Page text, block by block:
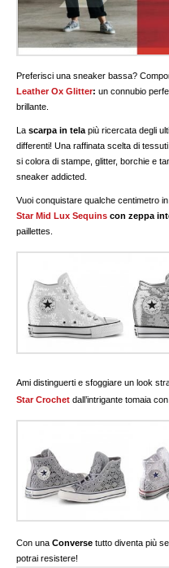
Preferisci una sneaker bassa?
Leather Ox Glitter:un connubio
brillante.
Lascarpa in tela più ricercata degli
differenti! Una raffinata scelta di
si colora di stampe, glitter, borchie e
sneaker addicted.
Vuoi conquistare qualche centimetro
Star Mid Lux Sequins con zeppa
paillettes.
Ami distinguerti e sfoggiare un look
Star Crochet dall’intrigante tomaia
Con unaConverse tutto diventa più
potrai resistere!